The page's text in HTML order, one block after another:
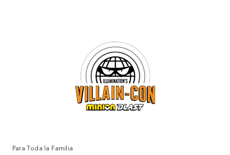
Para Toda la Familia